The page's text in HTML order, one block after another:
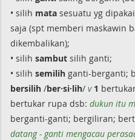
• silih mata sesuatu yg
saja (spt memberi maskawin
dikembalikan);
• silih sambut silih ganti;
• silih semilih ganti-berganti;
bersilih /ber·si·lih/ v 1
bertukar rupa dsb: dukun itu
berganti-ganti; bergiliran;
datang - ganti mengacau